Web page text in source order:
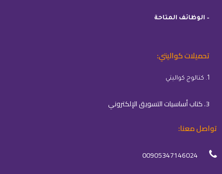
– الوظائف المتاحة
تحميلات كواليتي:
1. كتالوج كواليتي
3. كتاب أساسيات التسويق الإلكتروني
تواصل معنا:
00905347146024